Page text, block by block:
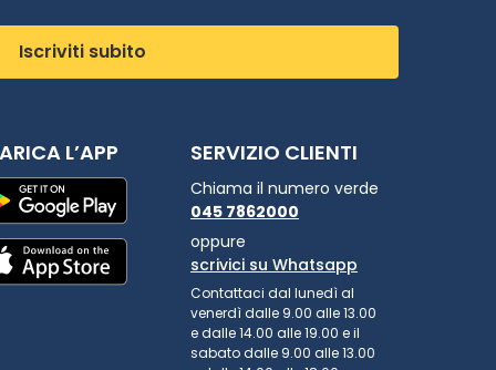
Iscriviti subito
L’APP SERVIZIO CLIENTI
Chiama il numero verde
045 7862000
oppure
scrivici su Whatsapp
Contattaci dal lunedì al
venerdì dalle 9.00 alle 13.00
e dalle 14.00 alle 19.00 e il
sabato dalle 9.00 alle 13.00